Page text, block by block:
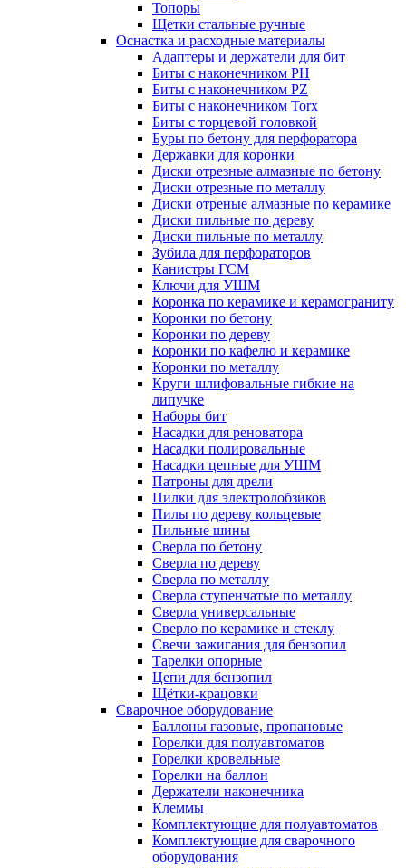
Топоры
Щетки стальные ручные
Оснастка и расходные материалы
Адаптеры и держатели для бит
Биты с наконечником PH
Биты с наконечником PZ
Биты с наконечником Torx
Биты с торцевой головкой
Буры по бетону для перфоратора
Державки для коронки
Диски отрезные алмазные по бетону
Диски отрезные по металлу
Диски отреные алмазные по керамике
Диски пильные по дереву
Диски пильные по металлу
Зубила для перфораторов
Канистры ГСМ
Ключи для УШМ
Коронка по керамике и керамограниту
Коронки по бетону
Коронки по дереву
Коронки по кафелю и керамике
Коронки по металлу
Круги шлифовальные гибкие на
липучке
Наборы бит
Насадки для реноватора
Насадки полировальные
Насадки цепные для УШМ
Патроны для дрели
Пилки для электролобзиков
Пилы по дереву кольцевые
Пильные шины
Сверла по бетону
Сверла по дереву
Сверла по металлу
Сверла ступенчатые по металлу
Сверла универсальные
Сверло по керамике и стеклу
Свечи зажигания для бензопил
Тарелки опорные
Цепи для бензопил
Щётки-крацовки
Сварочное оборудование
Баллоны газовые, пропановые
Горелки для полуавтоматов
Горелки кровельные
Горелки на баллон
Держатели наконечника
Клеммы
Комплектующие для полуавтоматов
Комплектующие для сварочного
оборудования